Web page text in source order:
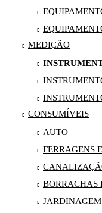
MEDIÇÃO
CONSUMÍVEIS
AUTO
FERRAGENS
BORRACHAS
JARDINAGEM